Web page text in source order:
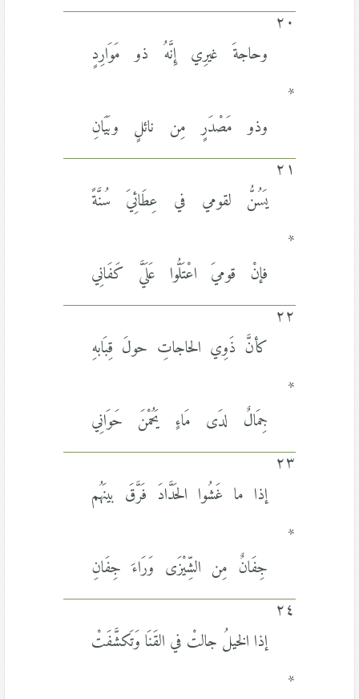
٢٠
وحاجةَ غيرِي إِنَّهُ ذو مَوَارِدٍ
*
وذو مَصْدَرٍ مِن نائلٍ وبَيَانِ
٢١
يَسُنُّ لقومي في عِطَائِيَ سُنَّةً
*
فإنْ قوميَ اعْتَلُّوا عَلَيَّ كَفَانِي
٢٢
كأنَّ ذَوِي الحاجاتِ حولَ قِبَابهِ
*
جِمَالٌ لدَى مَاءٍ يَحُمْنَ حَوَانِي
٢٣
إذا ما غَشُوا الحَدَّادَ فَرَّقَ بينَهُم
*
جِفَانٌ مِن الشِّيْزَى وَرَاءَ جِفَانِ
٢٤
إذا الخيلُ جالتْ في القَنَا وَتَكشَّفَتْ
*